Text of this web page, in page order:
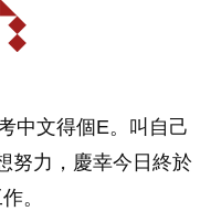
中文得個E。叫自己
努力，慶幸今日終於
。